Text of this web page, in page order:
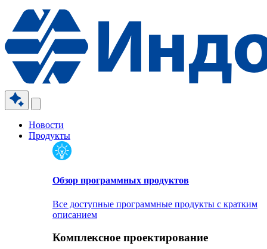
Новости
Продукты
Обзор программных продуктов
Все доступные программные продукты с кратким
описанием
Комплексное проектирование